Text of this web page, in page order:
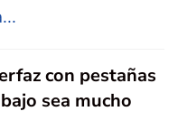
con pestañas
sea mucho